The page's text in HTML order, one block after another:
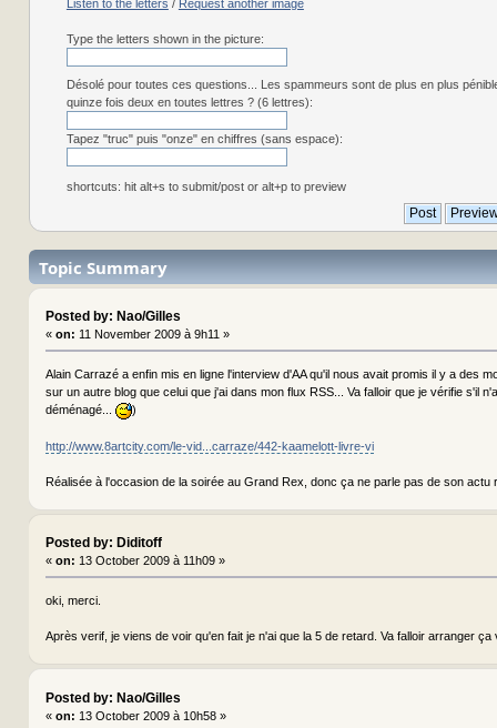
Listen to the letters / Request another image
Type the letters shown in the picture:
Désolé pour toutes ces questions... Les spammeurs sont de plus en plus
quinze fois deux en toutes lettres ? (6 lettres):
Tapez "truc" puis "onze" en chiffres (sans espace):
shortcuts: hit alt+s to submit/post or alt+p to preview
Topic Summary
Posted by: Nao/Gilles
« on: 11 November 2009 à 9h11 »
Alain Carrazé a enfin mis en ligne l'interview d'AA qu'il nous avait promis il y a des
sur un autre blog que celui que j'ai dans mon flux RSS... Va falloir que je vérifie s'il
déménagé...
)
http://www.8artcity.com/le-vid...carraze/442-kaamelott-livre-vi
Réalisée à l'occasion de la soirée au Grand Rex, donc ça ne parle pas de son actu
Posted by: Diditoff
« on: 13 October 2009 à 11h09 »
oki, merci.
Après verif, je viens de voir qu'en fait je n'ai que la 5 de retard. Va falloir arranger ça
Posted by: Nao/Gilles
« on: 13 October 2009 à 10h58 »